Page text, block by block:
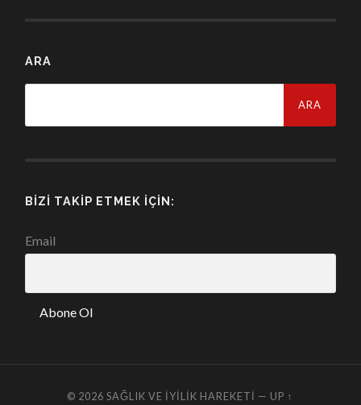
ARA
BIZI TAKIP ETMEK İÇIN:
Email
© 2026SAĞLIK VE İYILIK HAREKETI — UP ↑